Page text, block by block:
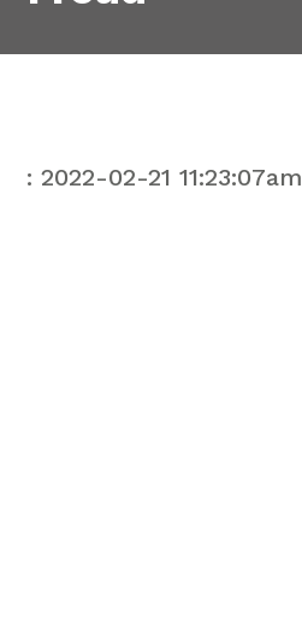
: 2022-02-21 11:23:07am